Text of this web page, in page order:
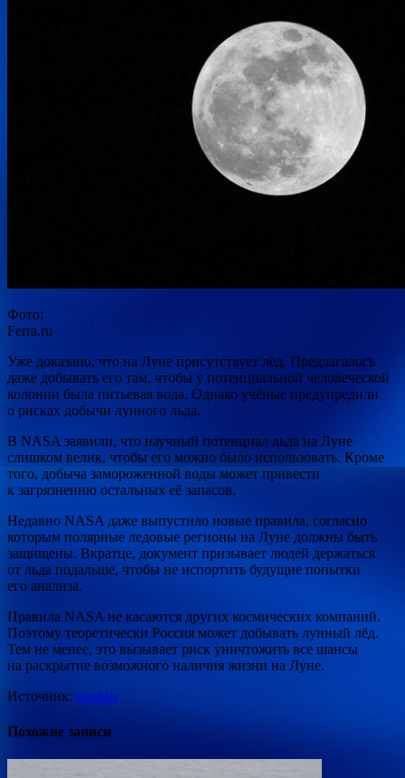
Фото:
Ferra.ru
Уже доказано, что на Луне присутствует лёд. Предлагалось
даже добывать его там, чтобы у потенциальной человеческой
колонии была питьевая вода. Однако учёные предупредили
о рисках добычи лунного льда.
В NASA заявили, что научный потенциал льда на Луне
слишком велик, чтобы его можно было использовать. Кроме
того, добыча замороженной воды может привести
к загрязнению остальных её запасов.
Недавно NASA даже выпустило новые правила, согласно
которым полярные ледовые регионы на Луне должны быть
защищены. Вкратце, документ призывает людей держаться
от льда подальше, чтобы не испортить будущие попытки
его анализа.
Правила NASA не касаются других космических компаний.
Поэтому теоретически Россия может добывать лунный лёд.
Тем не менее, это вызывает риск уничтожить все шансы
на раскрытие возможного наличия жизни на Луне.
Источник: rambler
Похожие записи